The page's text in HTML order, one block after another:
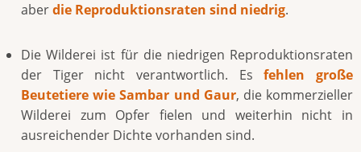
aberdie Reproduktionsraten sind niedrig.
Die Wilderei ist für die niedrigen Reproduktionsraten
der Tiger nicht verantwortlich. Esfehlen große
Beutetiere wie Sambar und Gaur, die kommerzieller
Wilderei zum Opfer fielen und weiterhin nicht in
ausreichender Dichte vorhanden sind.